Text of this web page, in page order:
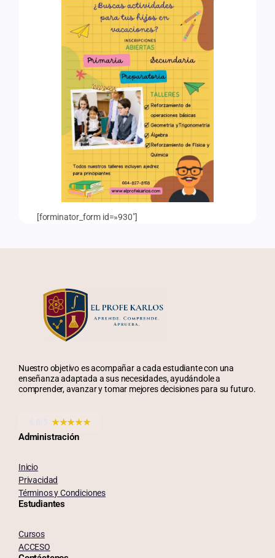
[forminator_form id=»930″]
Nuestro objetivo es acompañar a cada estudiante con una
enseñanza adaptada a sus necesidades, ayudándole a
comprender, avanzar y tomar mejores decisiones para su futuro.
★★★★★
Administración
Inicio
Privacidad
Términos y Condiciones
Estudiantes
Cursos
ACCESO